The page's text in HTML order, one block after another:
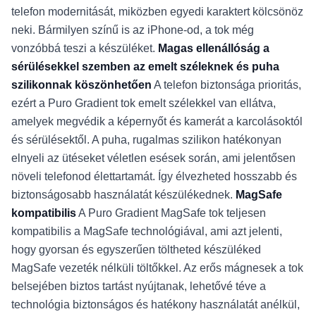
telefon modernitását, miközben egyedi karaktert kölcsönöz
neki. Bármilyen színű is az iPhone-od, a tok még
vonzóbbá teszi a készüléket. Magas ellenállóság a
sérülésekkel szemben az emelt széleknek és puha
szilikonnak köszönhetően A telefon biztonsága prioritás,
ezért a Puro Gradient tok emelt szélekkel van ellátva,
amelyek megvédik a képernyőt és kamerát a karcolásoktól
és sérülésektől. A puha, rugalmas szilikon hatékonyan
elnyeli az ütéseket véletlen esések során, ami jelentősen
növeli telefonod élettartamát. Így élvezheted hosszabb és
biztonságosabb használatát készülékednek. MagSafe
kompatibilisA Puro Gradient MagSafe tok teljesen
kompatibilis a MagSafe technológiával, ami azt jelenti,
hogy gyorsan és egyszerűen töltheted készüléked
MagSafe vezeték nélküli töltőkkel. Az erős mágnesek a tok
belsejében biztos tartást nyújtanak, lehetővé téve a
technológia biztonságos és hatékony használatát anélkül,